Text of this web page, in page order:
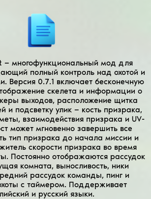
— многофункциональный мод для
полный контроль над охотой и
Версия 0.7.1 включает бесконечную
скелета и информации о
выходов, расположение щитка
и подсветку улик — кость призрака,
взаимодействия призрака и UV-
может мгновенно завершить все
тип призрака до начала миссии и
скорости призрака во время
Постоянно отображаются рассудок
комната, выносливость, ники
рассудок команды, пинг и
с таймером. Поддерживает
и русский языки.